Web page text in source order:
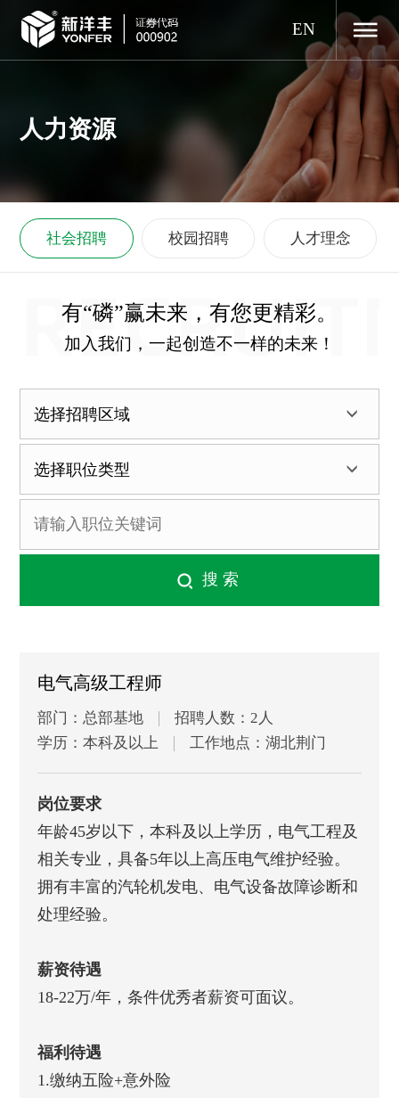
EN
人力资源
社会招聘 校园招聘 人才理念
有“磷”赢未来，有您更精彩。
加入我们，一起创造不一样的未来！
电气高级工程师
部门：总部基地
招聘人数：2人
学历：本科及以上
工作地点：湖北荆门
岗位要求
年龄45岁以下，本科及以上学历，电气工程及
相关专业，具备5年以上高压电气维护经验。
拥有丰富的汽轮机发电、电气设备故障诊断和
处理经验。
薪资待遇
18-22万/年，条件优秀者薪资可面议。
福利待遇
1.缴纳五险+意外险